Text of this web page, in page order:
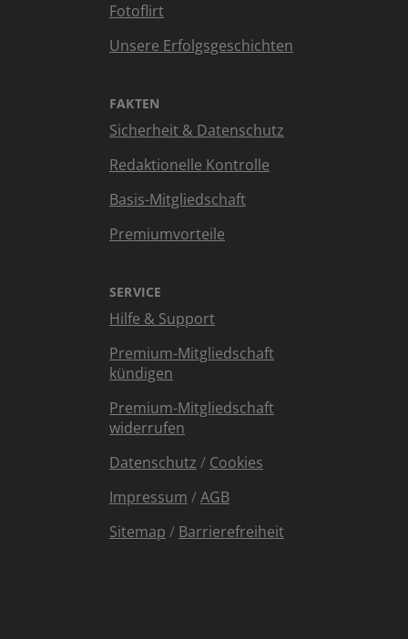
Fotoflirt
Unsere Erfolgsgeschichten
FAKTEN
Sicherheit & Datenschutz
Redaktionelle Kontrolle
Basis-Mitgliedschaft
Premiumvorteile
SERVICE
Hilfe & Support
Premium-Mitgliedschaft
kündigen
Premium-Mitgliedschaft
widerrufen
Datenschutz / Cookies
Impressum /AGB
Sitemap / Barrierefreiheit